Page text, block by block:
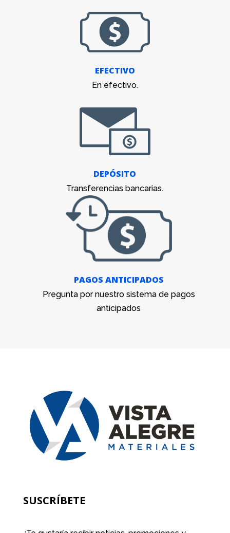
EFECTIVO
En efectivo.
DEPÓSITO
Transferencias bancarias.
PAGOS ANTICIPADOS
Pregunta por nuestro sistema de pagos
anticipados
SUSCRÍBETE